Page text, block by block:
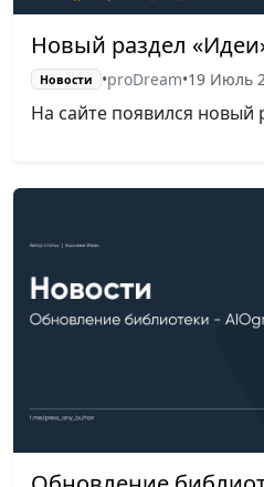
Новый раздел
Новости •proDream•19 Июль
На сайте появился новый